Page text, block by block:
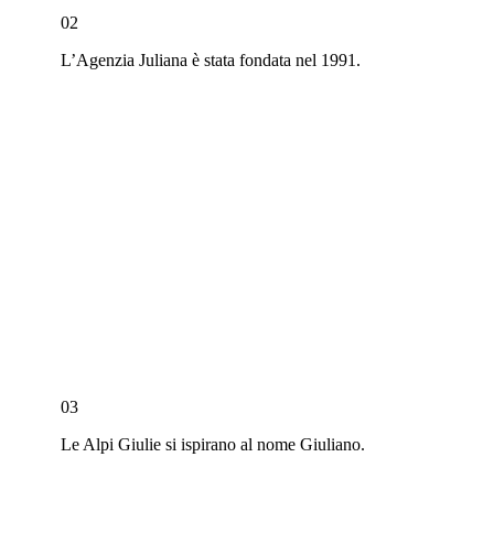
02
L’Agenzia Juliana è stata fondata nel 1991.
03
Le Alpi Giulie si ispirano al nome Giuliano.